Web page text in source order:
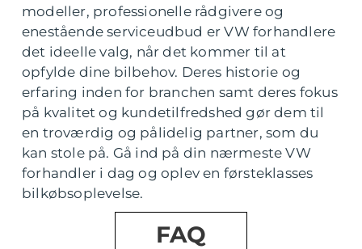
modeller, professionelle rådgivere og
enestående serviceudbud er VW forhandlere
det ideelle valg, når det kommer til at
opfylde dine bilbehov. Deres historie og
erfaring inden for branchen samt deres fokus
på kvalitet og kundetilfredshed gør dem til
en troværdig og pålidelig partner, som du
kan stole på. Gå ind på din nærmeste VW
forhandler i dag og oplev en førsteklasses
bilkøbsoplevelse.
FAQ